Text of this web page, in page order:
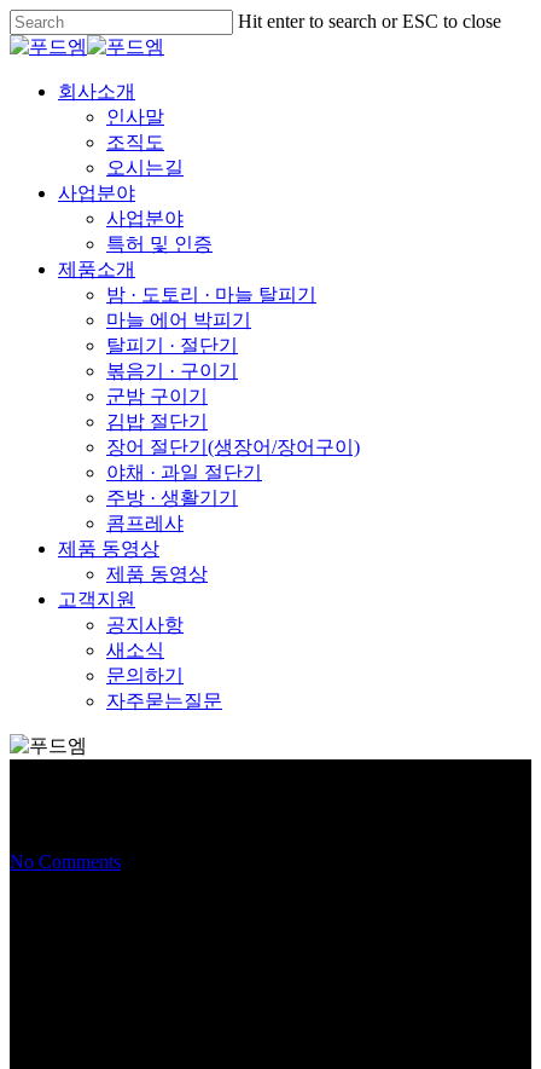
Skip
to
main
content
Hit enter to search or ESC to close
Close
Menu
회사소개
인사말
조직도
오시는길
사업분야
사업분야
특허 및 인증
제품소개
밤 · 도토리 · 마늘 탈피기
마늘 에어 박피기
탈피기 · 절단기
볶음기 · 구이기
군밤 구이기
김밥 절단기
장어 절단기(생장어/장어구이)
야채 · 과일 절단기
주방 · 생활기기
콤프레샤
제품 동영상
제품 동영상
고객지원
공지사항
새소식
문의하기
자주묻는질문
No Comments